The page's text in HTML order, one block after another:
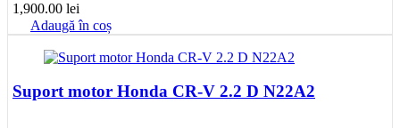
1,900.00 lei
Adaugă în coș
Suport motor Honda CR-V 2.2 D N22A2